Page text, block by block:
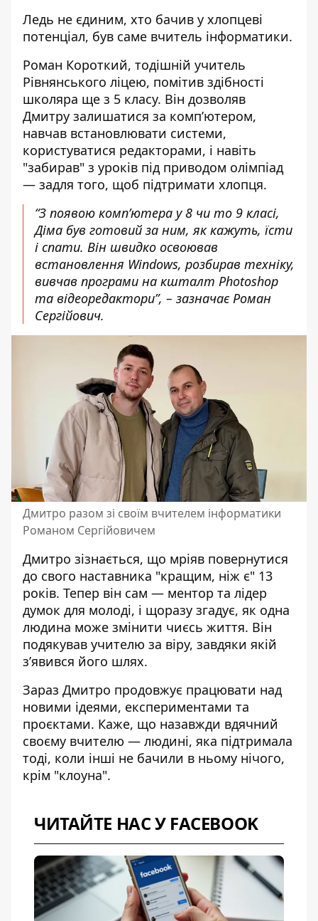
Ледь не єдиним, хто бачив у хлопцеві
потенціал, був саме вчитель інформатики.
Роман Короткий, тодішній учитель
Рівнянського ліцею, помітив здібності
школяра ще з 5 класу. Він дозволяв
Дмитру залишатися за комп’ютером,
навчав встановлювати системи,
користуватися редакторами, і навіть
"забирав" з уроків під приводом олімпіад
— задля того, щоб підтримати хлопця.
“З появою комп’ютера у 8 чи то 9 класі,
Діма був готовий за ним, як кажуть, їсти
і спати. Він швидко освоював
встановлення Windows, розбирав техніку,
вивчав програми на кшталт Photoshop
та відеоредактори”, – зазначає Роман
Сергійович.
Дмитро разом зі своїм вчителем інформатики
Романом Сергійовичем
Дмитро зізнається, що мріяв повернутися
до свого наставника "кращим, ніж є" 13
років. Тепер він сам — ментор та лідер
думок для молоді, і щоразу згадує, як одна
людина може змінити чиєсь життя. Він
подякував учителю за віру, завдяки якій
з’явився його шлях.
Зараз Дмитро продовжує працювати над
новими ідеями, експериментами та
проєктами. Каже, що назавжди вдячний
своєму вчителю — людині, яка підтримала
тоді, коли інші не бачили в ньому нічого,
крім "клоуна".
ЧИТАЙТЕ НАС У FACEBOOK